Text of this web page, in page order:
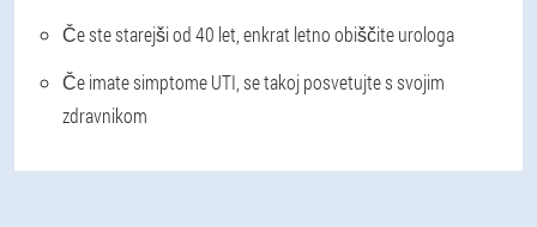
Če ste starejši od 40 let, enkrat letno obiščite urologa
Če imate simptome UTI, se takoj posvetujte s svojim
zdravnikom